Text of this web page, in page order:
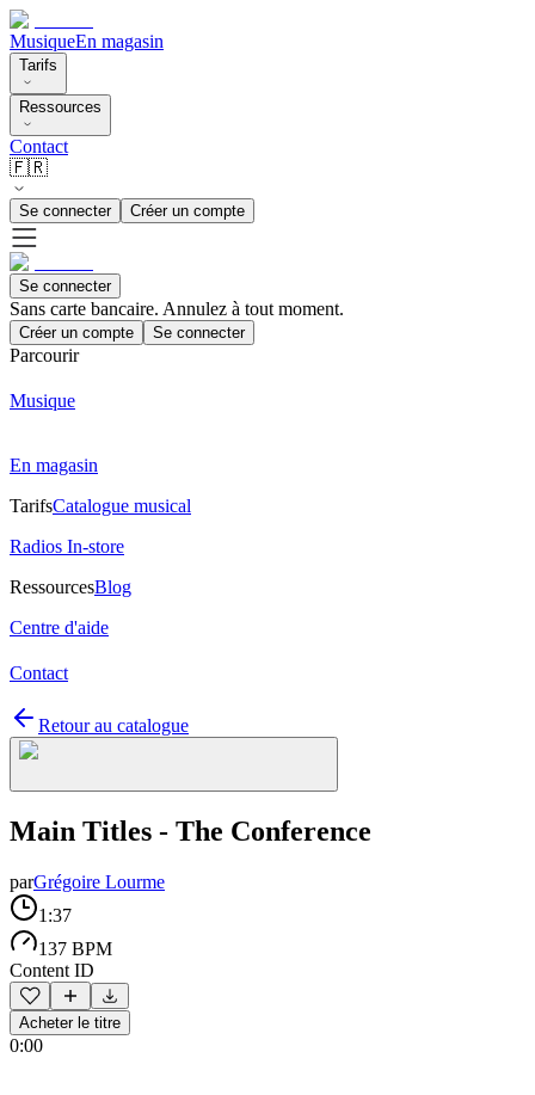
MusiqueEn magasin
Tarifs
Ressources
Contact
🇫🇷
Se connecter Créer un compte
Se connecter
Sans carte bancaire. Annulez à tout moment.
Créer un compte Se connecter
Parcourir
Musique
En magasin
TarifsCatalogue musical
Radios In-store
RessourcesBlog
Centre d'aide
Contact
Retour au catalogue
Main Titles - The Conference
parGrégoire Lourme
1:37
137 BPM
Content ID
Acheter le titre
0:00